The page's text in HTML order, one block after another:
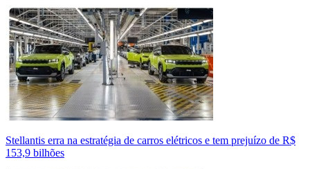
Stellantis erra na estratégia de carros elétricos e tem prejuízo de R$
153,9 bilhões